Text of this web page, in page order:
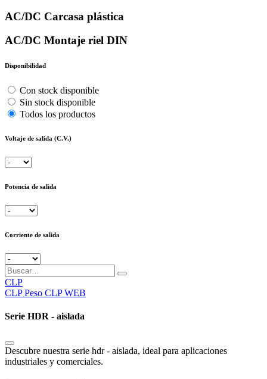
AC/DC Carcasa plástica
AC/DC Montaje riel DIN
Disponibilidad
Con stock disponible
Sin stock disponible
Todos los productos
Voltaje de salida (C.V.)
Potencia de salida
Corriente de salida
CLP
CLP Peso CLP WEB
Serie HDR - aislada
Descubre nuestra serie hdr - aislada, ideal para aplicaciones
industriales y comerciales.